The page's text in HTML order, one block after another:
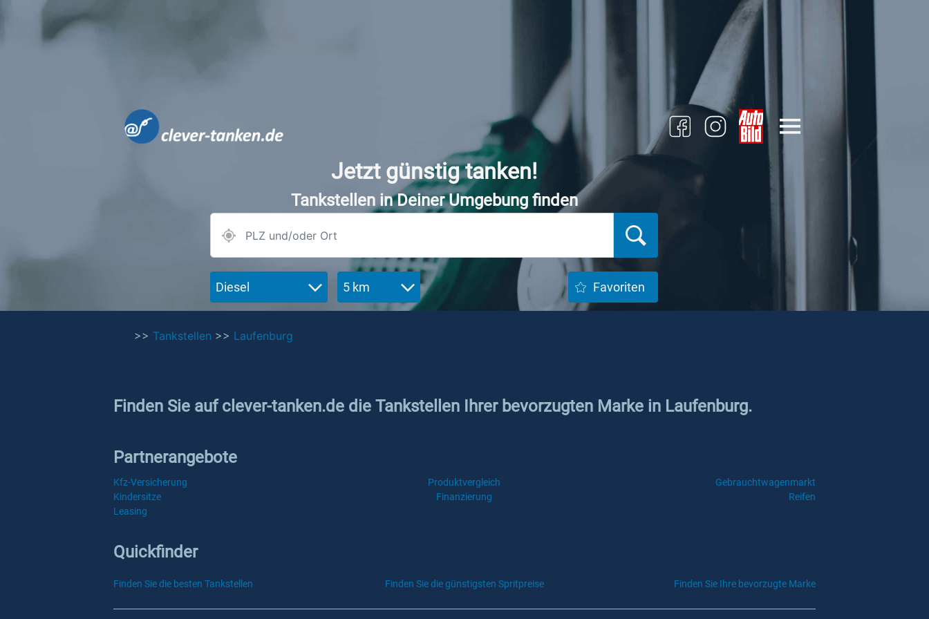
Jetzt günstig tanken!
Tankstellen in Deiner Umgebung finden
Diesel 5 km Favoriten
>> Tankstellen >> Laufenburg
Finden Sie auf clever-tanken.de die Tankstellen Ihrer bevorzugten Marke in Laufenburg.
Partnerangebote
Kfz-Versicherung Produktvergleich
Gebrauchtwagenmarkt
Kindersitze
Finanzierung
Reifen
Leasing
Quickfinder
Finden Sie die besten Tankstellen Finden Sie die günstigsten Spritpreise Finden Sie Ihre bevorzugte Marke